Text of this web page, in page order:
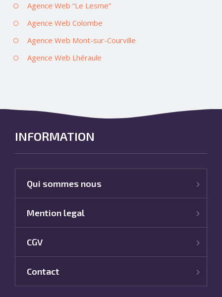
Agence Web “Le Lesme”
Agence Web Colombe
Agence Web Mont-sur-Courville
Agence Web Lhéraule
INFORMATION
Qui sommes nous
Mention legal
CGV
Contact